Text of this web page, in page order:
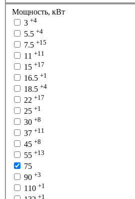
Мощность, кВт
3 +4
5.5 +4
7.5 +15
11 +11
15 +17
16.5 +1
18.5 +4
22 +17
25 +1
30 +8
37 +11
45 +8
55 +13
75
90 +3
110 +1
+1